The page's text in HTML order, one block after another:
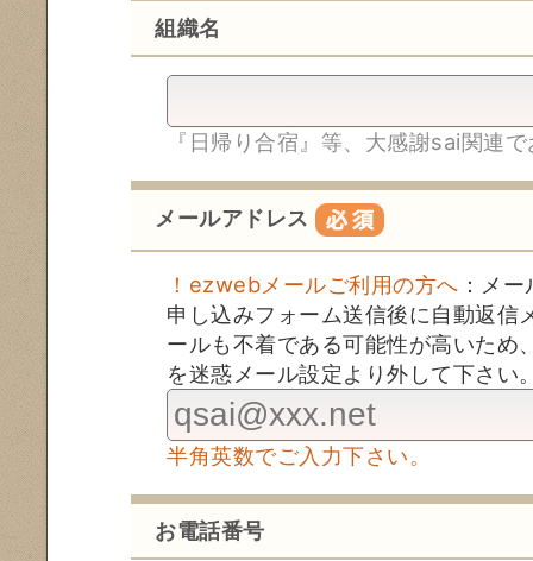
組織名
『日帰り合宿』等、大感謝sai関連
メールアドレス
！ezwebメールご利用の方へ ：メ
申し込みフォーム送信後に自動返信
ールも不着である可能性が高いた
を迷惑メール設定より外して下さい
半角英数でご入力下さい。
お電話番号